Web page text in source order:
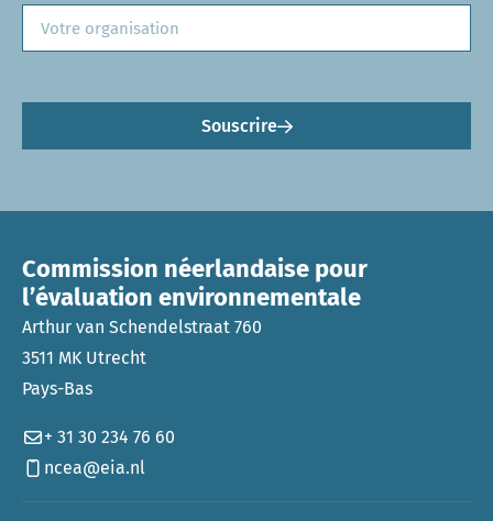
Souscrire
Commission néerlandaise pour
l’évaluation environnementale
Arthur van Schendelstraat 760
3511 MK Utrecht
Pays-Bas
+ 31 30 234 76 60
ncea@eia.nl